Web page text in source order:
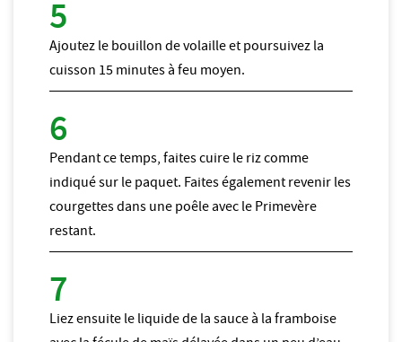
Ajoutez le bouillon de volaille et poursuivez la
cuisson 15 minutes à feu moyen.
Pendant ce temps, faites cuire le riz comme
indiqué sur le paquet. Faites également revenir les
courgettes dans une poêle avec le Primevère
restant.
Liez ensuite le liquide de la sauce à la framboise